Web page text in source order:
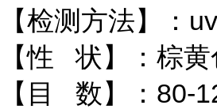
【检测方法】：uv
【性 状】：棕
【目 数】：80-